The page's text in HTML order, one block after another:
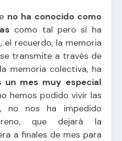
no ha conocido como
como tal pero sí ha
el recuerdo, la memoria
transmite a través de
memoria colectiva, ha
un mes muy especial
hemos podido vivir las
no nos ha impedido
que dejará la
a finales de mes para